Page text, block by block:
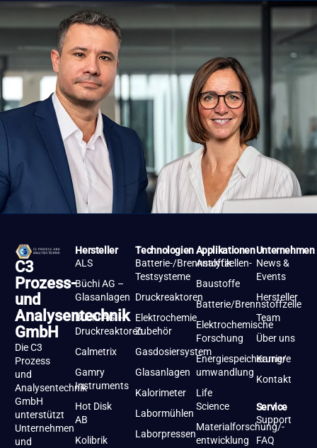
C3
Prozess-
und
Analysentechnik
GmbH
Die C3
Prozess
und
Analysentechnik
GmbH
unterstützt
Unternehmen
und
Hersteller
ALS
Büchi AG –
Glasanlagen
Büchi AG –
Druckreaktoren
Calmetrix
Gamry
Instruments
Hot Disk
AB
Kolibrik
Technologien
Batterie-/Brennstoffzellen-
Testsysteme
Druckreaktoren
Elektrochemie
Zubehör
Gasdosiersystem
Glasanlagen
Kalorimeter
Labormühlen
Laborpressen
Applikationen
Analytik
Baustoffe
Batterie/Brennstoffzelle
Elektrochemische
Forschung
Energiespeicherung/-
umwandlung
Life
Science
Materialforschung/-
entwicklung
Unternehmen
News &
Events
Hersteller
Team
Über uns
Karriere
Kontakt
Service
Support
FAQ